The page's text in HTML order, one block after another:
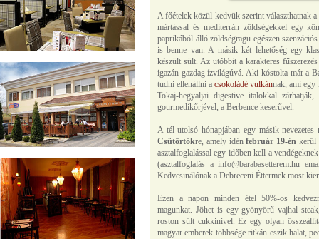
A főételek közül kedvük szerint választhatnak
mártással és mediterrán zöldségekkel egy
paprikából álló zöldségragu egészen
is benne van. A másik két lehetőség egy
készült sült. Az utóbbit a karakteres
igazán gazdag ízvilágúvá. Aki kóstolta már a
tudni ellenállni acsokoládé vulkánnak, ami egy
Tokaj-hegyaljai digestive italokkal
gourmetlikőrjével, a Berbence keserűvel.
A tél utolsó hónapjában egy másik
Csütörtökre, amely idénfebruár 19-én kerül
asztalfoglalással egy időben kell a
(asztalfoglalás a info@barabasetterem.hu
Kedvcsinálónak a Debreceni Éttermek most
Ezen a napon minden étel 50%-os
magunkat. Jöhet is egy gyönyörű vajhal
roston sült cukkinivel. Ez egy olyan
magyar emberek többsége ritkán eszik halat,